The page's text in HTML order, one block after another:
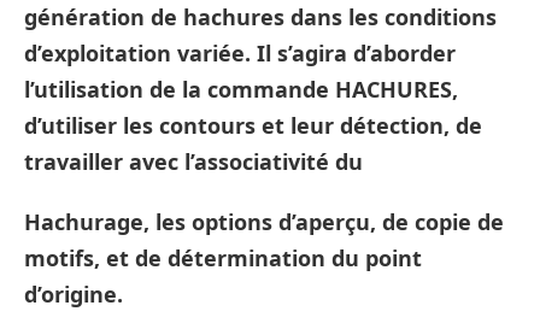
génération de hachures dans les conditions
d’exploitation variée. Il s’agira d’aborder
l’utilisation de la commande HACHURES,
d’utiliser les contours et leur détection, de
travailler avec l’associativité du
Hachurage, les options d’aperçu, de copie de
motifs, et de détermination du point
d’origine.